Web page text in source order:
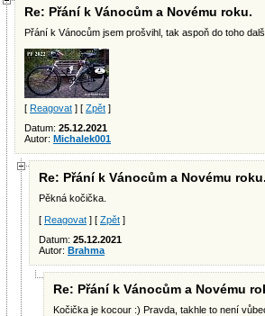
Re: Přání k Vánocům a Novému roku.
Přání k Vánocům jsem prošvihl, tak aspoň do toho
[ Reagovat ] [ Zpět ]
Datum: 25.12.2021
Autor: Michalek001
Re: Přání k Vánocům a Novému roku.
Pěkná kočička.
[ Reagovat ] [ Zpět ]
Datum: 25.12.2021
Autor: Brahma
Re: Přání k Vánocům a Novému
Kočička je kocour :) Pravda, takhle to není